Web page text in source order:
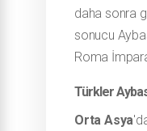
daha sonra
sonucu
Roma
Türkler
Orta Asya